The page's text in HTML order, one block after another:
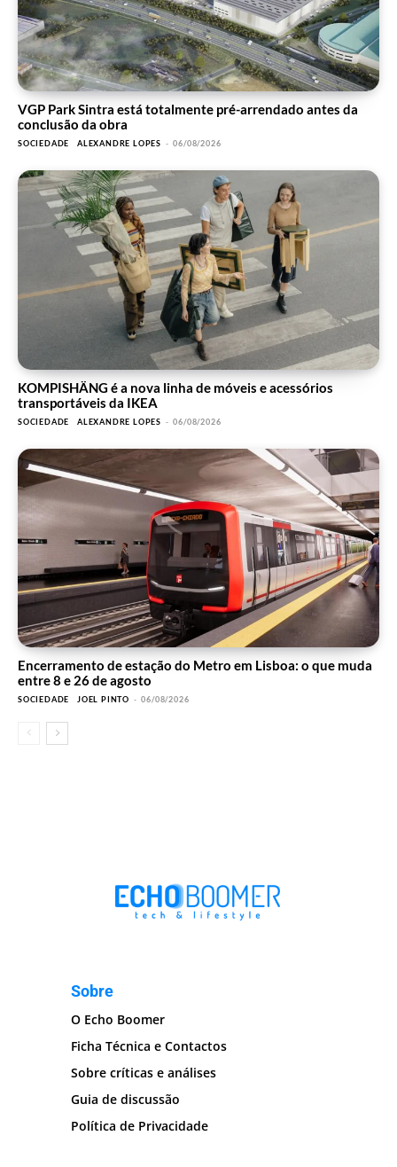
VGP Park Sintra está totalmente pré-arrendado antes da
conclusão da obra
SOCIEDADE ALEXANDRE LOPES - 06/08/2026
KOMPISHÄNG é a nova linha de móveis e acessórios
transportáveis da IKEA
SOCIEDADE ALEXANDRE LOPES - 06/08/2026
Encerramento de estação do Metro em Lisboa: o que muda
entre 8 e 26 de agosto
SOCIEDADE JOEL PINTO - 06/08/2026
Sobre
O Echo Boomer
Ficha Técnica e Contactos
Sobre críticas e análises
Guia de discussão
Política de Privacidade